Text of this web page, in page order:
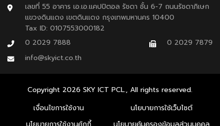
ประเทศไทยกำลังก้าวเข้าสู่จุดเปลี่ยนสำคัญที่เทคโนโลยี ข้อมูล
และการวางแผนเชิงกลยุทธ์จะเป็นตัวกำหนดว่าเราจะสามารถ
ก้าวขึ้นเป็นผู้นำด้าน Aviation Technology ในภูมิภาคได้หรือ
ไม่ และการเริ่มต้นวันนี้ คือก้าวสำคัญสู่อนาคตของ
เลขที่ 55 อาคาร เอ.เอ.แคปปิตอล รัชดา ชั้น 6-7 ถนนรัชดาภิเษก
แขวงดินแดง เขตดินแดง กรุงเทพมหานคร 10400
Tax ID: 0107553000182
0 2029 7888
0 2029 7879
info@skyict.co.th
Copyright 2026 SKY ICT PCL., All rights reserved.
เงื่อนไขการใช้งาน
นโยบายการใช้เว็บไซต์